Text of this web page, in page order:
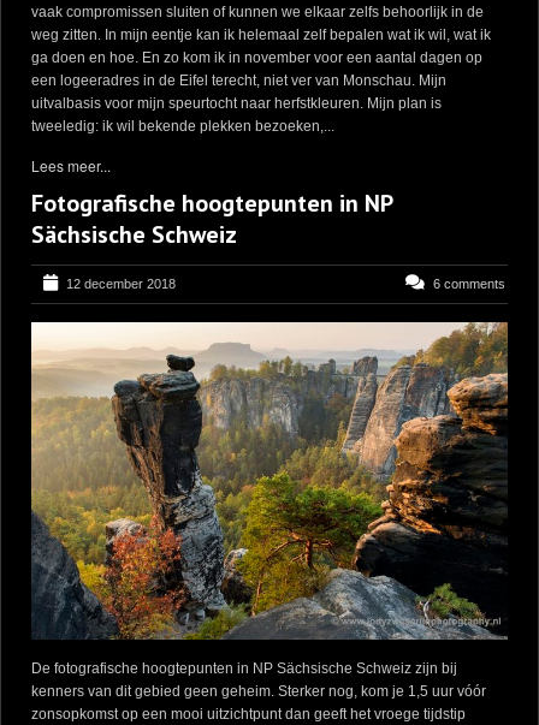
vaak compromissen sluiten of kunnen we elkaar zelfs behoorlijk in de
weg zitten. In mijn eentje kan ik helemaal zelf bepalen wat ik wil, wat ik
ga doen en hoe. En zo kom ik in november voor een aantal dagen op
een logeeradres in de Eifel terecht, niet ver van Monschau. Mijn
uitvalbasis voor mijn speurtocht naar herfstkleuren. Mijn plan is
tweeledig: ik wil bekende plekken bezoeken,...
Lees meer...
Fotografische hoogtepunten in NP
Sächsische Schweiz
12 december 2018 6 comments
De fotografische hoogtepunten in NP Sächsische Schweiz zijn bij
kenners van dit gebied geen geheim. Sterker nog, kom je 1,5 uur vóór
zonsopkomst op een mooi uitzichtpunt dan geeft het vroege tijdstip